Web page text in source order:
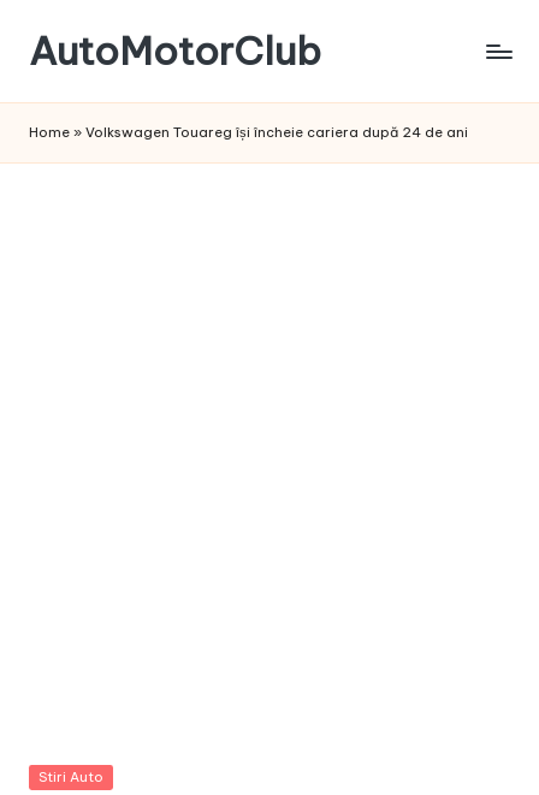
Skip
content
AutoMotorClub
masini
Home » Volkswagen Touareg își încheie cariera după 24 de ani
Posted
Stiri Auto